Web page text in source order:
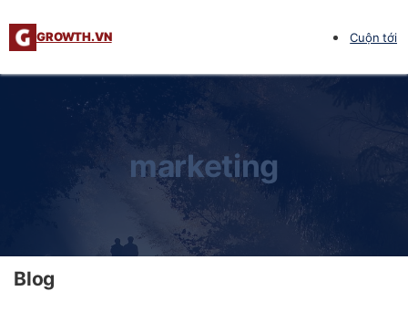
GROWTH.VN Cuộn tới
marketing
Blog